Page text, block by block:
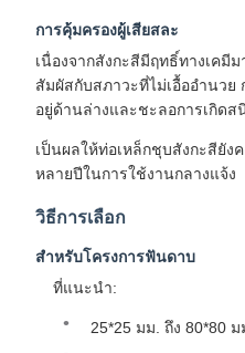
การคุ้มครองผู้เสียสละ
เนื่องจากสังกะสีมีฤทธิ์ทางเคมี
สัมผัสกับสภาวะที่ไม่เอื้ออำนว
อยู่ด้านล่างและชะลอการเกิดส
เป็นผลให้ท่อเหล็กชุบสังกะสียัง
หลายปีในการใช้งานกลางแจ้ง
วิธีการเลือก
สำหรับโครงการฟันดาบ
ที่แนะนำ:
25*25 มม. ถึง 80*80 ม